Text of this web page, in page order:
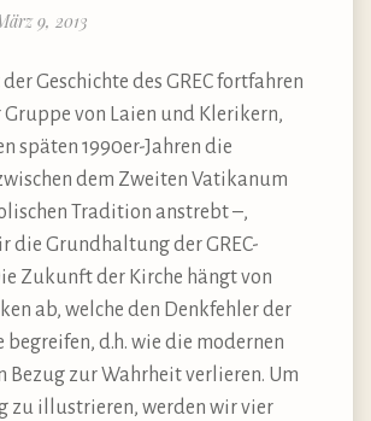
9, 2013
Geschichte des GREC fortfahren
Gruppe von Laien und Klerikern,
späten 1990er-Jahren die
dem Zweiten Vatikanum
Tradition anstrebt –,
die Grundhaltung der GREC-
Zukunft der Kirche hängt von
ab, welche den Denkfehler der
begreifen, d.h. wie die modernen
Bezug zur Wahrheit verlieren. Um
zu illustrieren, werden wir vier